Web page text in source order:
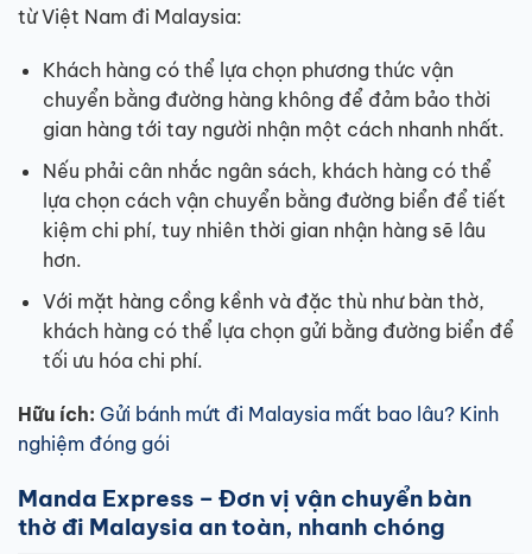
từ Việt Nam đi Malaysia:
Khách hàng có thể lựa chọn phương thức vận
chuyển bằng đường hàng không để đảm bảo thời
gian hàng tới tay người nhận một cách nhanh nhất.
Nếu phải cân nhắc ngân sách, khách hàng có thể
lựa chọn cách vận chuyển bằng đường biển để tiết
kiệm chi phí, tuy nhiên thời gian nhận hàng sẽ lâu
hơn.
Với mặt hàng cồng kềnh và đặc thù như bàn thờ,
khách hàng có thể lựa chọn gửi bằng đường biển để
tối ưu hóa chi phí.
Hữu ích: Gửi bánh mứt đi Malaysia mất bao lâu? Kinh
nghiệm đóng gói
Manda Express – Đơn vị vận chuyển bàn
thờ đi Malaysia an toàn, nhanh chóng